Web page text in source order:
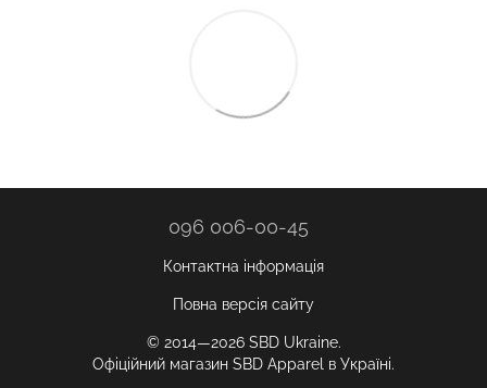
096 006-00-45
Контактна інформація
Повна версія сайту
© 2014—2026 SBD Ukraine.
Офіційний магазин SBD Apparel в Україні.